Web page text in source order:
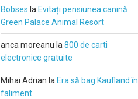
Bobses la Evitați pensiunea canină
Green Palace Animal Resort
anca moreanu la 800 de carti
electronice gratuite
Mihai Adrian la Era să bag Kaufland în
faliment